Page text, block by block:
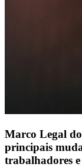
Marco Legal
principais
trabalhadores e